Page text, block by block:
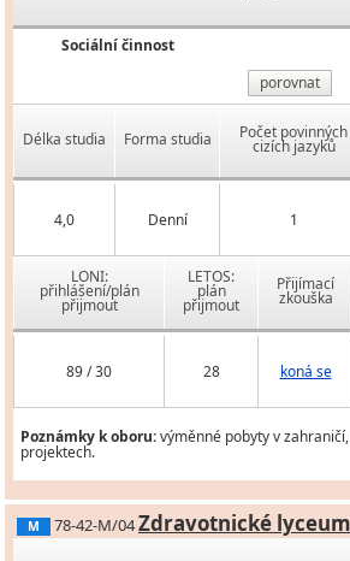
Sociální činnost
porovnat
Délka studia Forma studia Počet povinných
cizích jazyků
4,0 Denní 1
LONI:
přihlášení/plán
přijmout
LETOS:
plán
přijmout
Přijímací
zkouška
89 / 30 28 koná se
Poznámky k oboru:výměnné pobyty v
projektech.
M 78-42-M/04Zdravotnické lyceum